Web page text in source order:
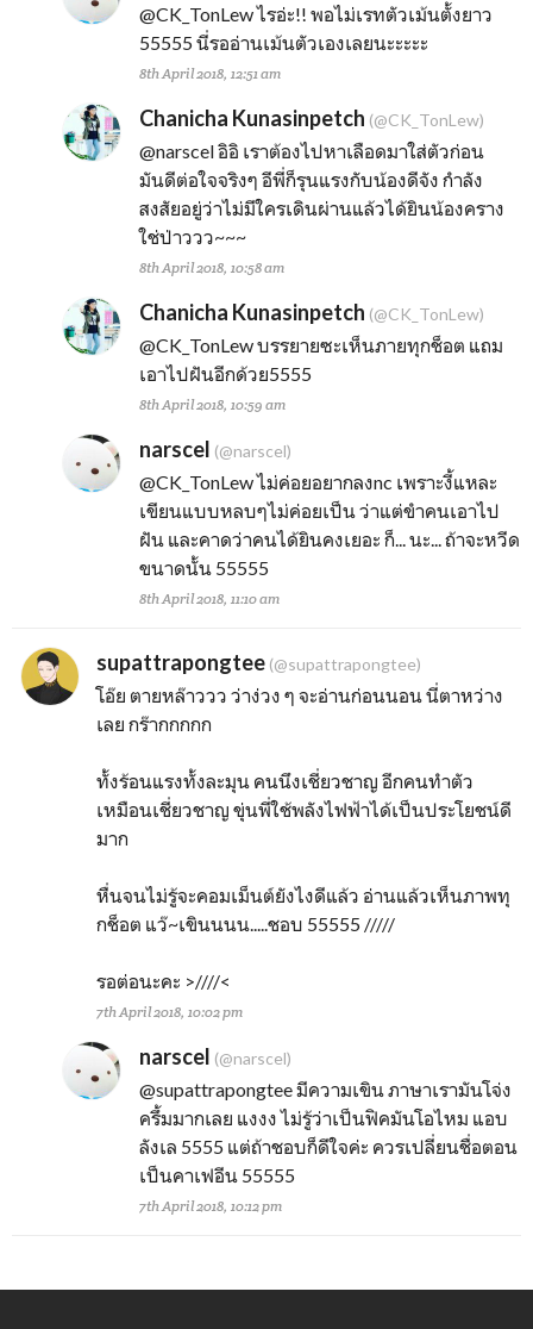
@CK_TonLewไรอ่ะ!! พอไม่เรทตัวเม้นตั้งยาว
55555 นี่รออ่านเม้นตัวเองเลยนะะะะะ
8th April 2018, 12:51 am
Chanicha Kunasinpetch (@CK_TonLew)
@narscelอิอิ เราต้องไปหาเลือดมาใส่ตัวก่อน
มันดีต่อใจจริงๆ อีพี่ก็รุนแรงกับน้องดีจัง กำลัง
สงสัยอยู่ว่าไม่มีใครเดินผ่านแล้วได้ยินน้องคราง
ใช่ป่าววว~~~
8th April 2018, 10:58 am
Chanicha Kunasinpetch (@CK_TonLew)
@CK_TonLewบรรยายซะเห็นภายทุกช็อต แถม
เอาไปฝันอีกด้วย5555
8th April 2018, 10:59 am
narscel (@narscel)
@CK_TonLewไม่ค่อยอยากลงnc เพราะงี้แหละ
เขียนแบบหลบๆไม่ค่อยเป็น ว่าแต่ขำคนเอาไป
ฝัน และคาดว่าคนได้ยินคงเยอะ ก็... นะ... ถ้าจะหวีด
ขนาดนั้น 55555
8th April 2018, 11:10 am
supattrapongtee (@supattrapongtee)
โอ๊ย ตายหล๊าววว ว่าง่วง ๆ จะอ่านก่อนนอน นี่ตาหว่าง
เลย กร๊ากกกกก
ทั้งร้อนแรงทั้งละมุน คนนึงเชี่ยวชาญ อีกคนทำตัว
เหมือนเชี่ยวชาญ ขุ่นพี่ใช้พลังไฟฟ้าได้เป็นประโยชน์ดี
มาก
หื่นจนไม่รู้จะคอมเม็นต์ยังไงดีแล้ว อ่านแล้วเห็นภาพทุ
กช็อต แว๊~เขินนนน.....ชอบ 55555 /////
รอต่อนะคะ >////<
7th April 2018, 10:02 pm
narscel (@narscel)
@supattrapongteeมีความเขิน ภาษาเรามันโจ่ง
ครึ้มมากเลย แงงง ไม่รู้ว่าเป็นฟิคมันโอไหม แอบ
ลังเล 5555 แต่ถ้าชอบก็ดีใจค่ะ ควรเปลี่ยนชื่อตอน
เป็นคาเฟอีน 55555
7th April 2018, 10:12 pm